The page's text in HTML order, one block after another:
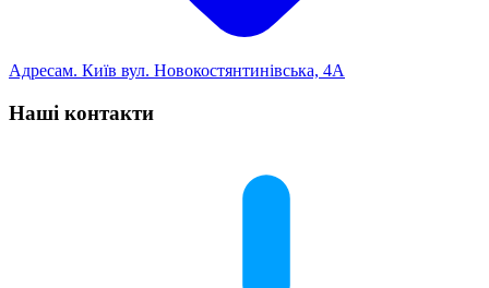
Адресам. Київ вул. Новокостянтинівська, 4А
Наші контакти